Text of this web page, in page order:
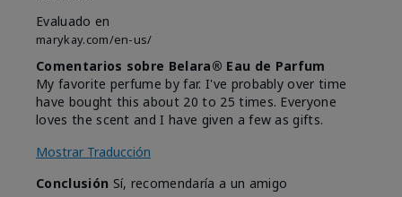
Evaluado en
marykay.com/en-us/
Comentarios sobre Belara® Eau de Parfum
My favorite perfume by far. I've probably over time
have bought this about 20 to 25 times. Everyone
loves the scent and I have given a few as gifts.
Mostrar Traducción
Conclusión Sí, recomendaría a un amigo